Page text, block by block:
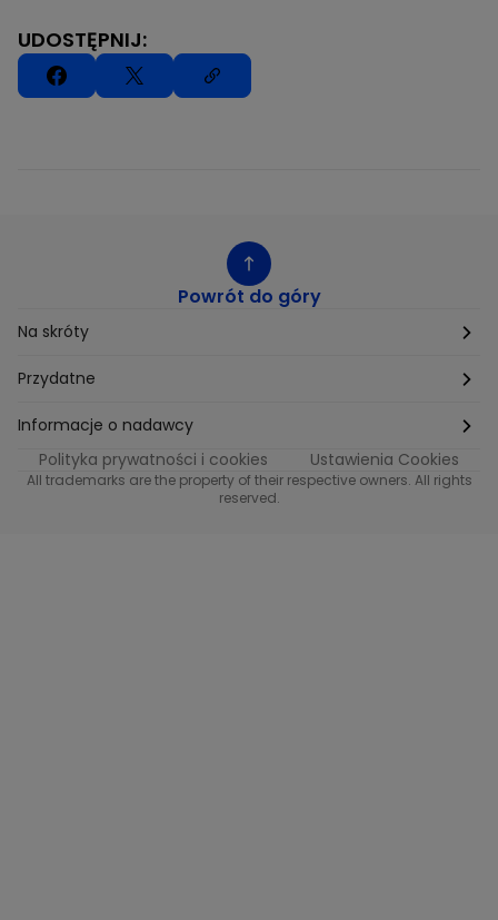
UDOSTĘPNIJ:
Powrót do góry
Na skróty
Etyka
Supplier Diversity
Polityka podatkowa
Przydatne
Biuro Prasowe
Biuro Reklamy
Informacje o nadawcy
Informacje o nadawcy programu METRO
Polityka prywatności i cookies Ustawienia Cookies
All trademarks are the property of their respective owners. All rights
reserved.